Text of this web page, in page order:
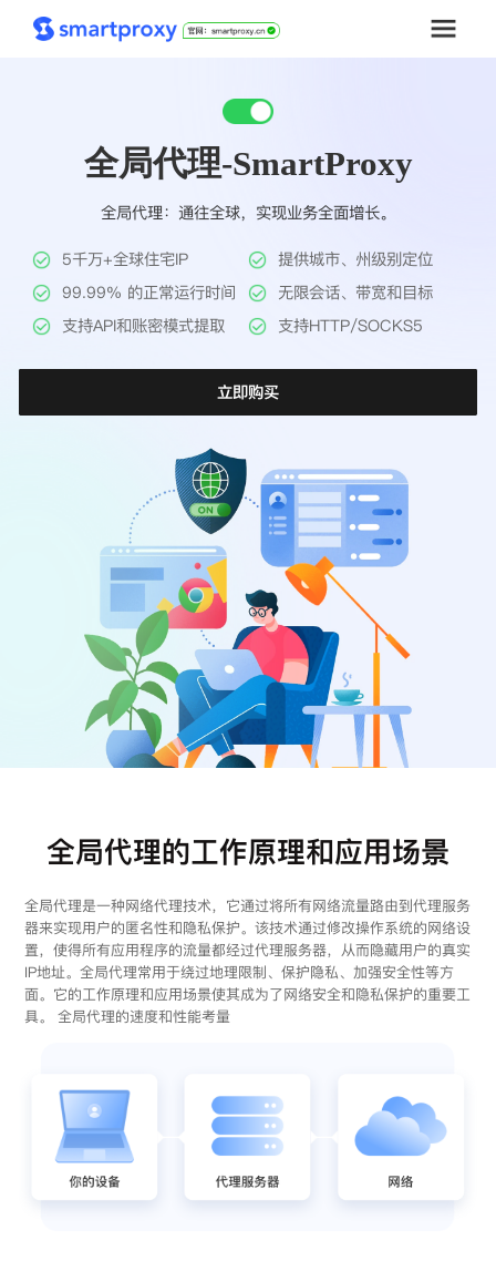
套餐购买
工具
帮助中心
全局代理-SmartProxy
全局代理：通往全球，实现业务全面增长。
5千万+全球住宅IP
提供城市、州级别定位
99.99% 的正常运行时间
无限会话、带宽和目标
支持API和账密模式提取
支持HTTP/SOCKS5
立即购买
全局代理的工作原理和应用场景
全局代理是一种网络代理技术，它通过将所有网络流量路由到代理服务
器来实现用户的匿名性和隐私保护。该技术通过修改操作系统的网络设
置，使得所有应用程序的流量都经过代理服务器，从而隐藏用户的真实
IP地址。全局代理常用于绕过地理限制、保护隐私、加强安全性等方
面。它的工作原理和应用场景使其成为了网络安全和隐私保护的重要工
具。 全局代理的速度和性能考量